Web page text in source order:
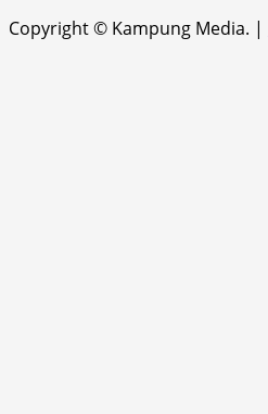
Copyright © Kampung Media. |